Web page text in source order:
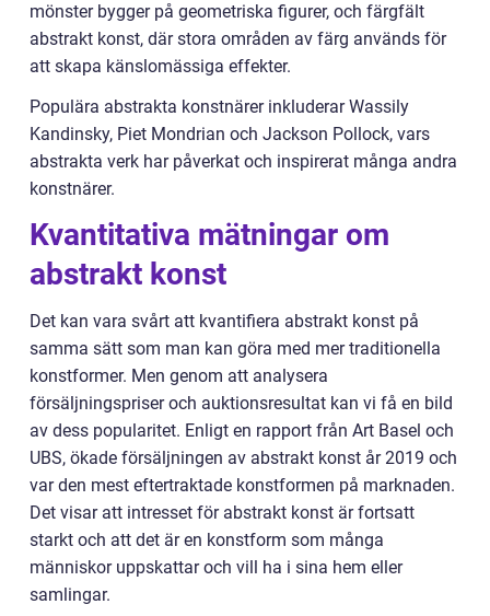
mönster bygger på geometriska figurer, och färgfält
abstrakt konst, där stora områden av färg används för
att skapa känslomässiga effekter.
Populära abstrakta konstnärer inkluderar Wassily
Kandinsky, Piet Mondrian och Jackson Pollock, vars
abstrakta verk har påverkat och inspirerat många andra
konstnärer.
Kvantitativa mätningar om
abstrakt konst
Det kan vara svårt att kvantifiera abstrakt konst på
samma sätt som man kan göra med mer traditionella
konstformer. Men genom att analysera
försäljningspriser och auktionsresultat kan vi få en bild
av dess popularitet. Enligt en rapport från Art Basel och
UBS, ökade försäljningen av abstrakt konst år 2019 och
var den mest eftertraktade konstformen på marknaden.
Det visar att intresset för abstrakt konst är fortsatt
starkt och att det är en konstform som många
människor uppskattar och vill ha i sina hem eller
samlingar.